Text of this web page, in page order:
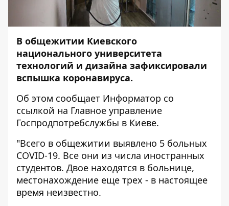
В общежитии Киевского
национального университета
технологий и дизайна зафиксировали
вспышка коронавируса.
Об этом сообщает Информатор со
ссылкой на Главное управление
Госпродпотребслужбы в Киеве.
"Всего в общежитии выявлено 5 больных
COVID-19. Все они из числа иностранных
студентов. Двое находятся в больнице,
местонахождение еще трех - в настоящее
время неизвестно.